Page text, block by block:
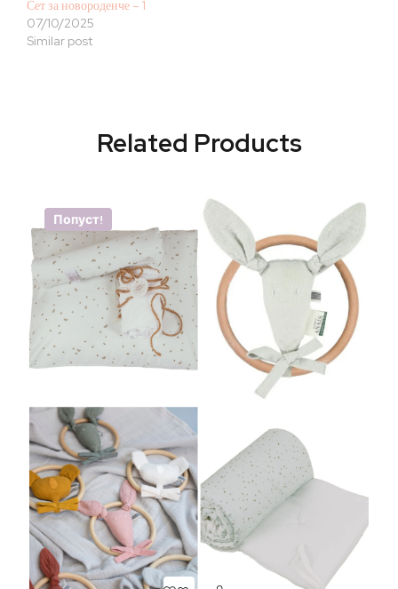
Сет за новороденче – 1
07/10/2025
Similar post
Related Products
Попуст!